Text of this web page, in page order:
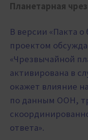
Планетарная
В версии «Пакта
проектом
«Чрезвычайной
активирована в
окажет влияние
по данным ООН,
ответа».